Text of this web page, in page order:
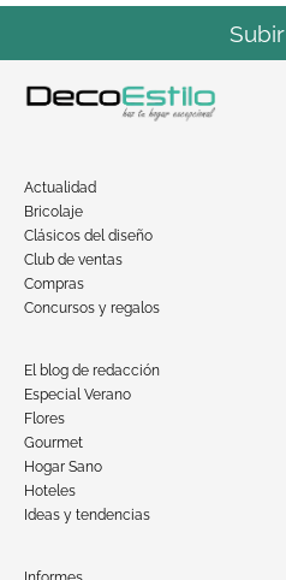
Subir
Actualidad
Bricolaje
Clásicos del diseño
Club de ventas
Compras
Concursos y regalos
El blog de redacción
Especial Verano
Flores
Gourmet
Hogar Sano
Hoteles
Ideas y tendencias